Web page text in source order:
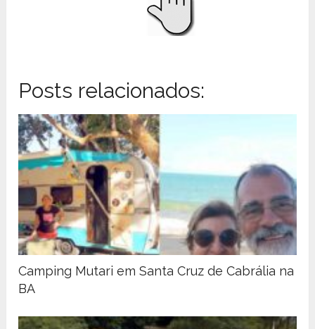
Posts relacionados:
Camping Mutari em Santa Cruz de Cabrália na
BA